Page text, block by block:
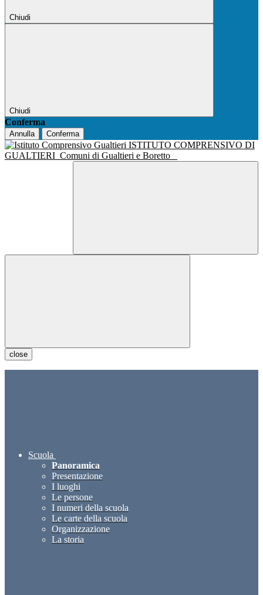
Chiudi
Chiudi
Conferma
Annulla Conferma
ISTITUTO COMPRENSIVO DI
GUALTIERI Comuni di Gualtieri e Boretto
close
Scuola
Panoramica
Presentazione
I luoghi
Le persone
I numeri della scuola
Le carte della scuola
Organizzazione
La storia